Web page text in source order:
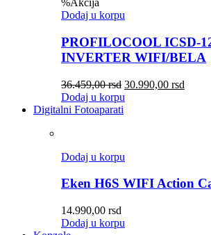
%Akcija
Dodaj u korpu
PROFILOCOOL ICSD-
INVERTER WIFI/BELA
36.459,00rsd 30.990,00 rsd
Dodaj u korpu
Digitalni Fotoaparati
Dodaj u korpu
Eken H6S WIFI Action
14.990,00 rsd
Dodaj u korpu